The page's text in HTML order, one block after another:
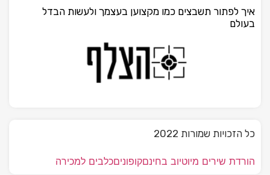
איך לפתור תשבצים כמו מקצוען בעצמך ולעשות הבדל
בעולם
כל הזכויות שמורות 2022
הורדת שירים מיוטיוב בחינםקופוניםכלבים למכירה